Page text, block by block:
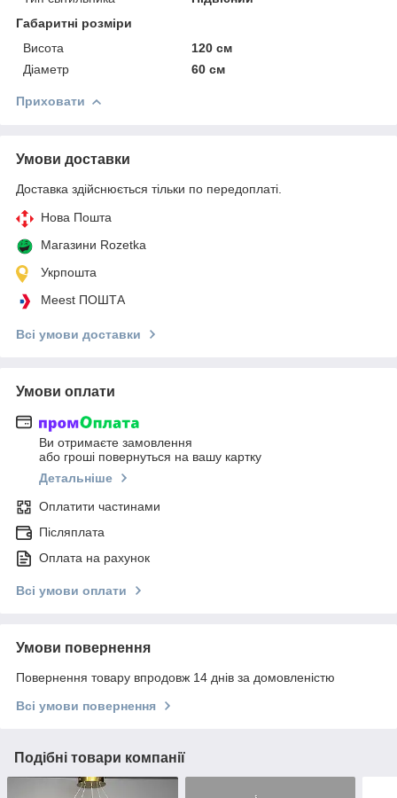
Габаритні розміри
Висота
120 см
Діаметр
60 см
Приховати
Умови доставки
Доставка здійснюється тільки по передоплаті.
Нова Пошта
Магазини Rozetka
Укрпошта
Meest ПОШТА
Всі умови доставки
Умови оплати
Ви отримаєте замовлення
або гроші повернуться на вашу картку
Детальніше
Оплатити частинами
Післяплата
Оплата на рахунок
Всі умови оплати
Умови повернення
Повернення товару впродовж 14 днів за домовленістю
Всі умови повернення
Подібні товари компанії